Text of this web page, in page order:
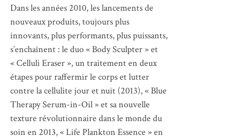
Dans les années 2010, les lancements de
nouveaux produits, toujours plus
innovants, plus performants, plus puissants,
s’enchaînent : le duo « Body Sculpter » et
« Celluli Eraser », un traitement en deux
étapes pour raffermir le corps et lutter
contre la cellulite jour et nuit (2013), « Blue
Therapy Serum-in-Oil » et sa nouvelle
texture révolutionnaire dans le monde du
soin en 2013, « Life Plankton Essence » en